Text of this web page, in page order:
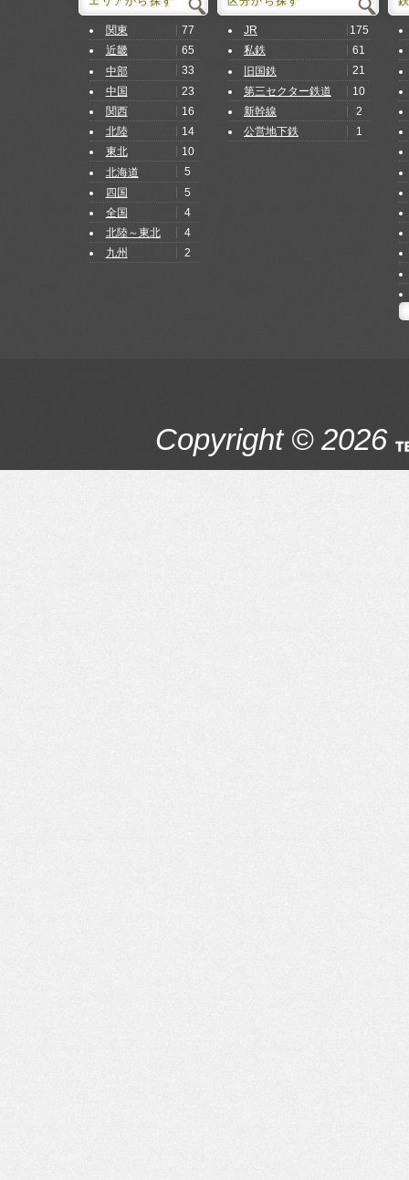
関東
77
近畿
65
中部
33
中国
23
関西
16
北陸
14
東北
10
北海道
5
四国
5
全国
4
北陸～東北
4
九州
2
JR
175
私鉄
61
旧国鉄
21
第三セクター鉄道
10
新幹線
2
公営地下鉄
1
Copyright © 2026